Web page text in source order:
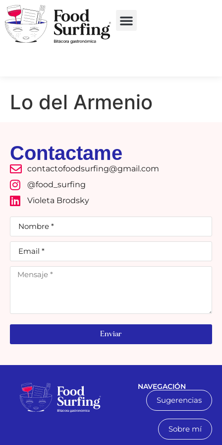
Lo del Armenio
Contactame
contactofoodsurfing@gmail.com
@food_surfing
Violeta Brodsky
Enviar
NAVEGACIÓN
Sugerencias
Sobre mí